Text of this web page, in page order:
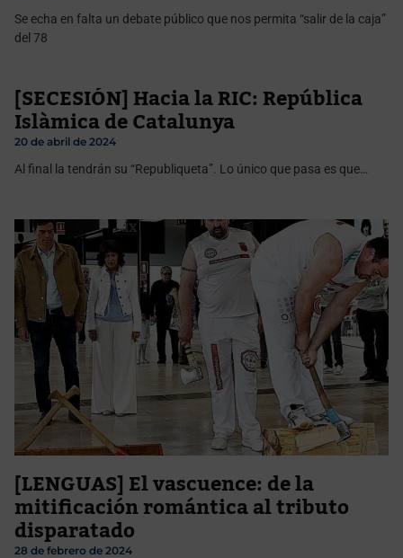
Se echa en falta un debate público que nos permita “salir de la caja”
del 78
[SECESIÓN] Hacia la RIC: República
Islàmica de Catalunya
20 de abril de 2024
Al final la tendrán su “Republiqueta”. Lo único que pasa es que…
[LENGUAS] El vascuence: de la
mitificación romántica al tributo
disparatado
28 de febrero de 2024